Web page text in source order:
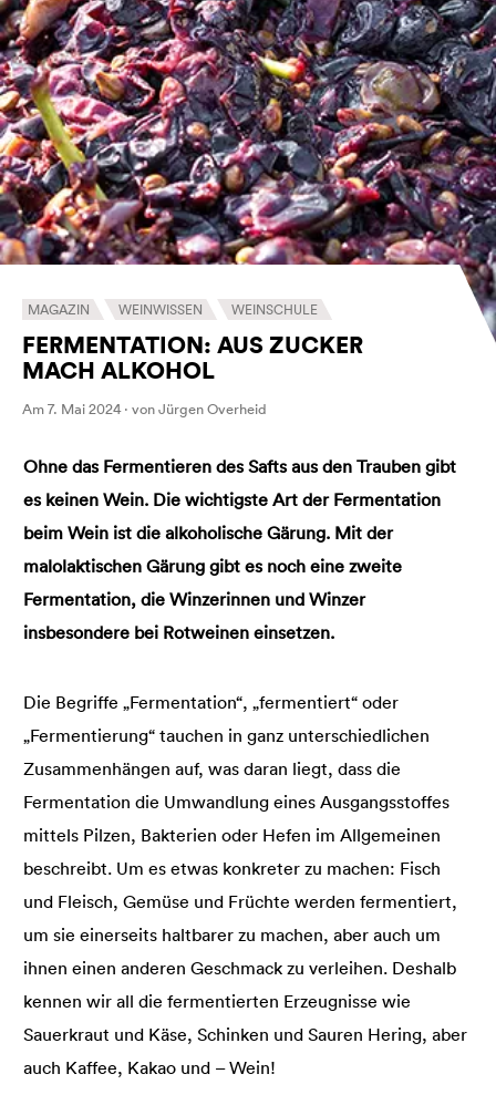
MAGAZIN WEINWISSEN WEINSCHULE
FERMENTATION: AUS ZUCKER
MACH ALKOHOL
Am 7. Mai 2024 · von Jürgen Overheid
Ohne das Fermentieren des Safts aus den Trauben gibt
es keinen Wein. Die wichtigste Art der Fermentation
beim Wein ist die alkoholische Gärung. Mit der
malolaktischen Gärung gibt es noch eine zweite
Fermentation, die Winzerinnen und Winzer
insbesondere bei Rotweinen einsetzen.
Die Begriffe „Fermentation“, „fermentiert“ oder
„Fermentierung“ tauchen in ganz unterschiedlichen
Zusammenhängen auf, was daran liegt, dass die
Fermentation die Umwandlung eines Ausgangsstoffes
mittels Pilzen, Bakterien oder Hefen im Allgemeinen
beschreibt. Um es etwas konkreter zu machen: Fisch
und Fleisch, Gemüse und Früchte werden fermentiert,
um sie einerseits haltbarer zu machen, aber auch um
ihnen einen anderen Geschmack zu verleihen. Deshalb
kennen wir all die fermentierten Erzeugnisse wie
Sauerkraut und Käse, Schinken und Sauren Hering, aber
auch Kaffee, Kakao und – Wein!